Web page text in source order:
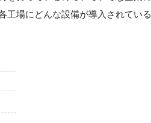
場にどんな設備が導入されてい